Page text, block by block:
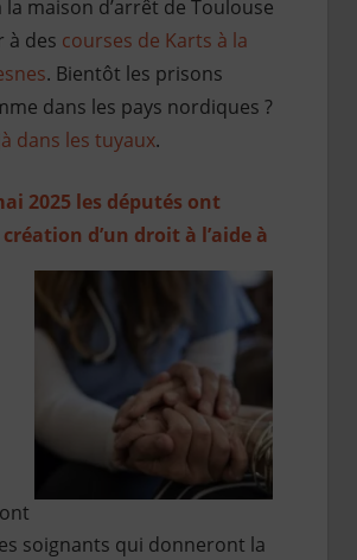
la maison d’arrêt de Toulouse
à des courses de Karts à la
. Bientôt les prisons
dans les pays nordiques ?
dans les tuyaux.
2025 les députés ont
d’un droit à l’aide à
soignants qui donneront la